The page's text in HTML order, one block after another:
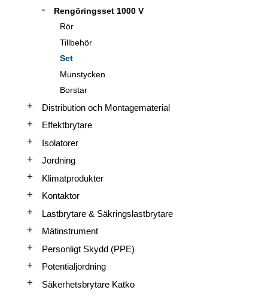
Rengöringsset 1000 V
Rör
Tillbehör
Set
Munstycken
Borstar
Distribution och Montagematerial
Effektbrytare
Isolatorer
Jordning
Klimatprodukter
Kontaktor
Lastbrytare & Säkringslastbrytare
Mätinstrument
Personligt Skydd (PPE)
Potentialjordning
Säkerhetsbrytare Katko